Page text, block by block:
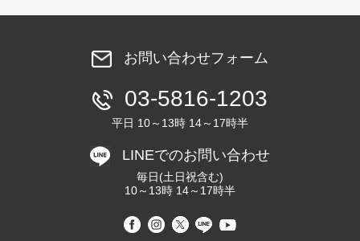
お問い合わせフォーム
03-5816-1203
平日 10～13時 14～17時半
LINEでのお問い合わせ
毎日(土日祝含む)
10～13時 14～17時半